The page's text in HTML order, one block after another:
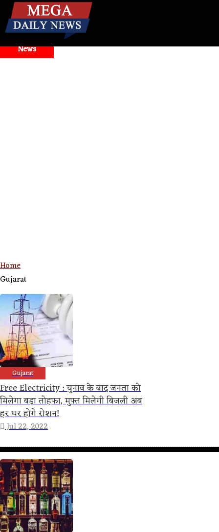
News
Home
Gujarat
Gujarat
Free Electricity : चुनाव के बाद जनता को
मिलेगा बड़ा तोहफा, मुफ्त मिलेगी बिजली अब
हर घर होगे रोशन!
Jul 22, 2022